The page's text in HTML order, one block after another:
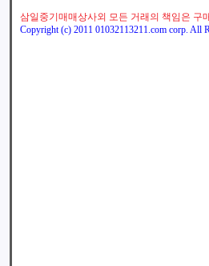
삼일중기매매상사외 모든 거래의 책임은 구
Copyright (c) 2011 01032113211.com corp. All